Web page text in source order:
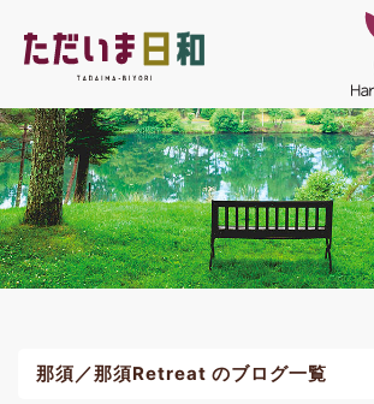
那須／那須Retreat のブログ一覧